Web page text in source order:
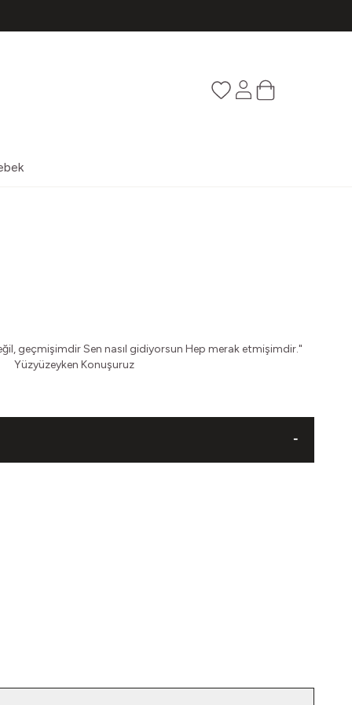
Favorilerim
HesabımSepetim
geçmişimdir Sen nasıl gidiyorsun Hep merak etmişimdir."
Yüzyüzeyken Konuşuruz